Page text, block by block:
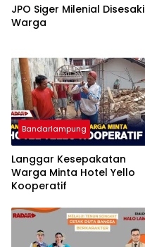
JPO Siger Milenial Disesaki
Warga
Bandarlampung
Langgar Kesepakatan
Warga Minta Hotel Yello
Kooperatif